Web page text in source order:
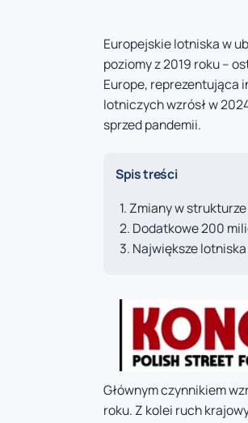
Europejskie lotniska w
poziomy z 2019 roku –
Europe, reprezentująca
lotniczych wzrósł w
sprzed pandemii.
Spis treści
Zmiany w
Dodatkowe 200
Największe
Głównym czynnikiem
roku. Z kolei ruch